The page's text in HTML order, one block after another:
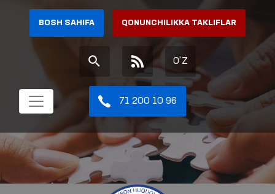
BOSH SAHIFA QONUNCHILIKKA TAKLIFLAR
O'Z
71 200 10 96